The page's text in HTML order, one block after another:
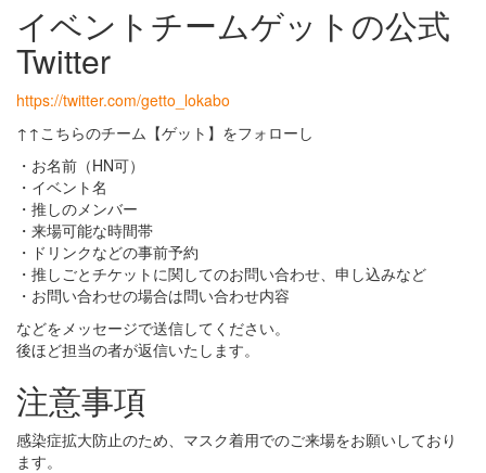
イベントチームゲットの公式
Twitter
https://twitter.com/getto_lokabo
↑↑こちらのチーム【ゲット】をフォローし
・お名前（HN可）
・イベント名
・推しのメンバー
・来場可能な時間帯
・ドリンクなどの事前予約
・推しごとチケットに関してのお問い合わせ、申し込みなど
・お問い合わせの場合は問い合わせ内容
などをメッセージで送信してください。
後ほど担当の者が返信いたします。
注意事項
感染症拡大防止のため、マスク着用でのご来場をお願いしており
ます。